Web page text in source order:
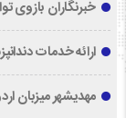
خبرنگاران بازوی
ارائه خدمات
مهدیشهر میزبان